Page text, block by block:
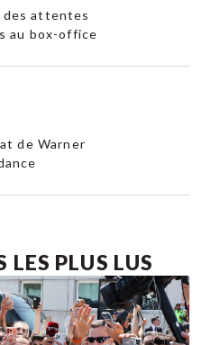
des attentes
au box-office
de Warner
LES PLUS LUS